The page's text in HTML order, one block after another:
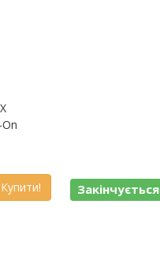
Купити! Закінчується